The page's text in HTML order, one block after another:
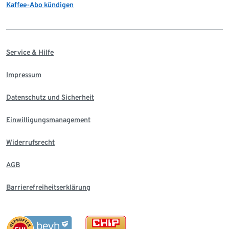
Kaffee-Abo kündigen
Service & Hilfe
Impressum
Datenschutz und Sicherheit
Einwilligungsmanagement
Widerrufsrecht
AGB
Barrierefreiheitserklärung